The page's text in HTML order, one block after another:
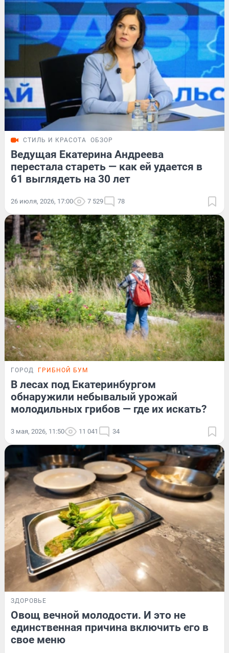
СТИЛЬ И КРАСОТА ОБЗОР
Ведущая Екатерина Андреева
перестала стареть — как ей удается в
61 выглядеть на 30 лет
26 июля, 2026, 17:00 7 529 78
ГОРОД ГРИБНОЙ БУМ
В лесах под Екатеринбургом
обнаружили небывалый урожай
молодильных грибов — где их искать?
3 мая, 2026, 11:50 11 041 34
ЗДОРОВЬЕ
Овощ вечной молодости. И это не
единственная причина включить его в
свое меню